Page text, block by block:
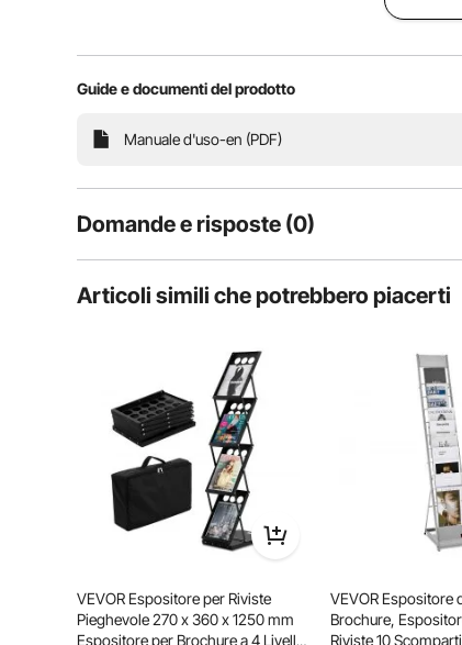
Illumina la tua scrivania con il nostro vassoio per
Guide e documenti del prodotto
Manuale d'uso-en (PDF)
Domande e risposte (0)
il prodotto è durevole?
Fai la prima domanda
Articoli simili che potrebbero piacerti
VEVOR Espositore per Riviste
Pieghevole 270 x 360 x 1250 mm
Espositore per Brochure a 4 Livelli,
VEVOR Espositore
Brochure,
Riviste 10